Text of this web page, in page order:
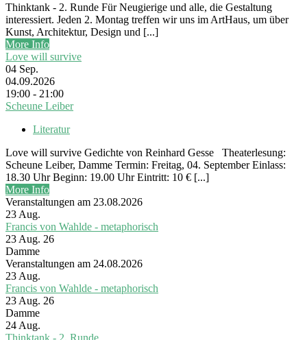
Thinktank - 2. Runde Für Neugierige und alle, die Gestaltung
interessiert. Jeden 2. Montag treffen wir uns im ArtHaus, um über
Kunst, Architektur, Design und [...]
More Info
Love will survive
04 Sep.
04.09.2026
19:00 - 21:00
Scheune Leiber
Literatur
Love will survive Gedichte von Reinhard Gesse Theaterlesung:
Scheune Leiber, Damme Termin: Freitag, 04. September Einlass:
18.30 Uhr Beginn: 19.00 Uhr Eintritt: 10 € [...]
More Info
Veranstaltungen am 23.08.2026
23 Aug.
Francis von Wahlde - metaphorisch
23 Aug. 26
Damme
Veranstaltungen am 24.08.2026
23 Aug.
Francis von Wahlde - metaphorisch
23 Aug. 26
Damme
24 Aug.
Thinktank - 2. Runde